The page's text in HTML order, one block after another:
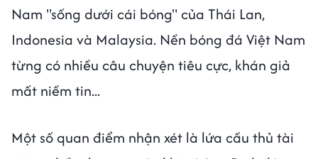
Nam "sống dưới cái bóng" của Thái Lan,
Indonesia và Malaysia. Nền bóng đá Việt Nam
từng có nhiều câu chuyện tiêu cực, khán giả
mất niềm tin...
Một số quan điểm nhận xét là lứa cầu thủ tài